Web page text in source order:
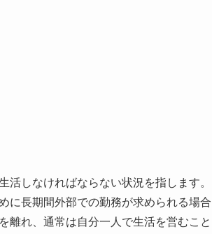
しなければならない状況を指します。
に長期間外部での勤務が求められる場合
離れ、通常は自分一人で生活を営むこと